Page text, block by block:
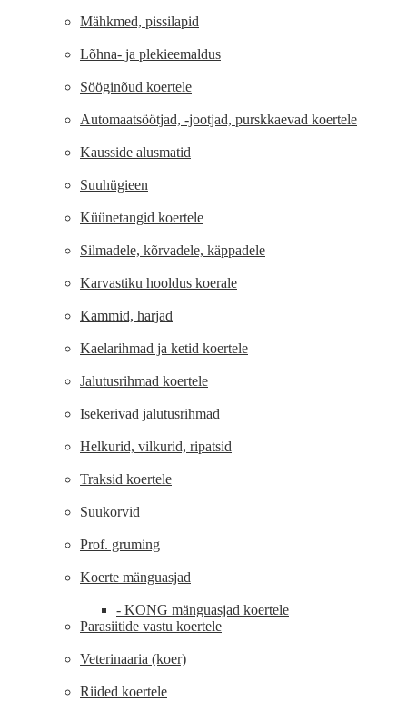
Mähkmed, pissilapid
Lõhna- ja plekieemaldus
Sööginõud koertele
Automaatsöötjad, -jootjad, purskkaevad koertele
Kausside alusmatid
Suuhügieen
Küünetangid koertele
Silmadele, kõrvadele, käppadele
Karvastiku hooldus koerale
Kammid, harjad
Kaelarihmad ja ketid koertele
Jalutusrihmad koertele
Isekerivad jalutusrihmad
Helkurid, vilkurid, ripatsid
Traksid koertele
Suukorvid
Prof. gruming
Koerte mänguasjad
- KONG mänguasjad koertele
Parasiitide vastu koertele
Veterinaaria (koer)
Riided koertele